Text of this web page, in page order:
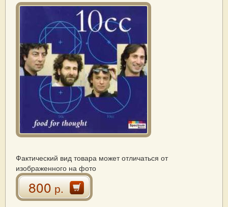
Фактический вид товара может отличаться от
изображенного на фото
800р.